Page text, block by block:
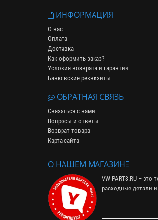
ИНФОРМАЦИЯ
О нас
Оплата
Доставка
Как оформить заказ?
Условия возврата и гарантии
Банковские реквизиты
ОБРАТНАЯ СВЯЗЬ
Связаться с нами
Вопросы и ответы
Возврат товара
Карта сайта
О НАШЕМ МАГАЗИНЕ
VW-PARTS.RU –
расходные детали